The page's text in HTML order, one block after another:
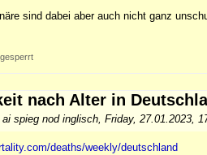
sind dabei aber auch nicht ganz
nach Alter in
ai spieg nod inglisch, Friday, 27.01.2023,
deaths/weekly/deutschland